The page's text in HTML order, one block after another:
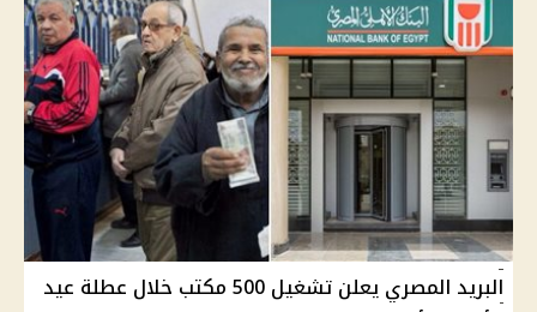
البريد المصري يعلن تشغيل 500 مكتب خلال عطلة عيد